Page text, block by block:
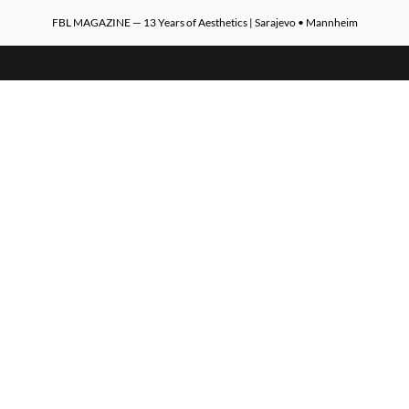
FBL MAGAZINE — 13 Years of Aesthetics | Sarajevo • Mannheim